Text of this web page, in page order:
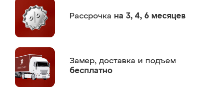
Рассрочка на 3, 4, 6 месяцев
Замер, доставка и подъем
бесплатно